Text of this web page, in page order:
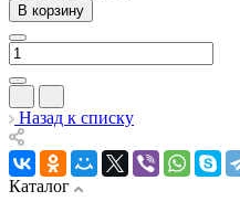
В корзину
Назад к списку
Каталог